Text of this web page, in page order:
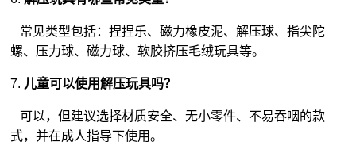
常见类型包括：捏捏乐、磁力橡皮泥、解压球、指尖陀
螺、压力球、磁力球、软胶挤压毛绒玩具等。
7. 儿童可以使用解压玩具吗？
可以，但建议选择材质安全、无小零件、不易吞咽的款
式，并在成人指导下使用。